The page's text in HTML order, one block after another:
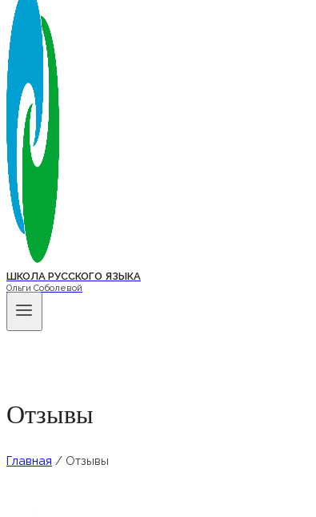
ШКОЛА РУССКОГО ЯЗЫКА
Ольги Соболевой
Отзывы
Главная / Отзывы